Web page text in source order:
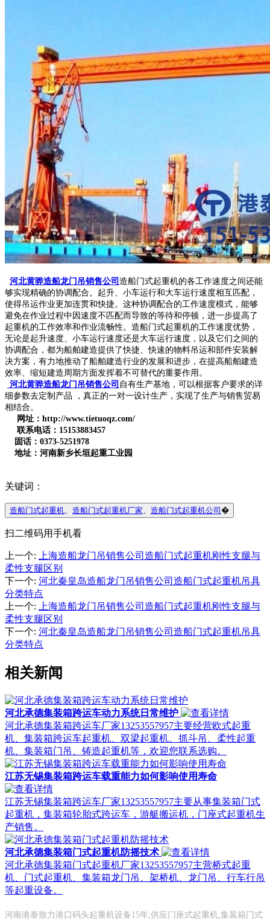
河北黄骅造船龙门吊销售公司 造船门式起重机的各工作速度之间还能
够实现精确的协调配合。起升、小车运行和大车运行速度相互匹配，
使得吊运作业更加连贯和快捷。这种协调配合的工作速度模式，能够
避免在作业过程中因速度不匹配而导致的等待和停顿，进一步提高了
起重机的工作效率和作业流畅性。造船门式起重机的工作速度优势，
无论是起升速度、小车运行速度还是大车运行速度，以及它们之间的
协调配合，都为船舶建造提供了快捷、快速的物料吊运和部件安装解
决方案，有力地推动了船舶建造行业的发展和进步，在提高船舶建造
效率、缩短建造周期方面发挥着不可替代的重要作用。
河北黄骅造船龙门吊销售公司 自有生产基地，可以根据客户要求的详
细参数去定制产品 ，真正的一对一设计生产，实现了生产与销售贸易
相结合。
网址：http://www.tietuoqz.com/
联系电话：15153883457
固话：0373-5251978
地址：河南新乡长垣起重工业园
关键词：
造船门式起重机 造船门式起重机厂家 造船门式起重机公司 �
扫二维码用手机看
上一个:
上海造船龙门吊销售公司造船门式起重机刚性支腿与
柔性支腿区别
下一个: 河北秦皇岛造船龙门吊销售公司造船门式起重机吊具
分类特点
上一个:
上海造船龙门吊销售公司造船门式起重机刚性支腿与
柔性支腿区别
下一个: 河北秦皇岛造船龙门吊销售公司造船门式起重机吊具
分类特点
相关新闻
河北承德集装箱跨运车动力系统日常维护
河北承德集装箱跨运车厂家13253557957主要经营欧式起重
机、集装箱跨运车起重机、双梁起重机、抓斗吊、柔性起重
机、集装箱门吊、铸造起重机等，欢迎您联系选购。
江苏无锡集装箱跨运车载重能力如何影响使用寿命
江苏无锡集装箱跨运车厂家13253557957主要从事集装箱门式
起重机，集装箱轮胎式跨运车，游艇搬运机，门座式起重机生
产销售。
河北承德集装箱门式起重机防摇技术
河北承德集装箱门式起重机厂家13253557957主营桥式起重
机、门式起重机、集装箱龙门吊、架桥机、龙门吊、行车行吊
等起重设备。
河南港泰致力港口码头起重机设备15年,供应门座式起重机,集装箱门式